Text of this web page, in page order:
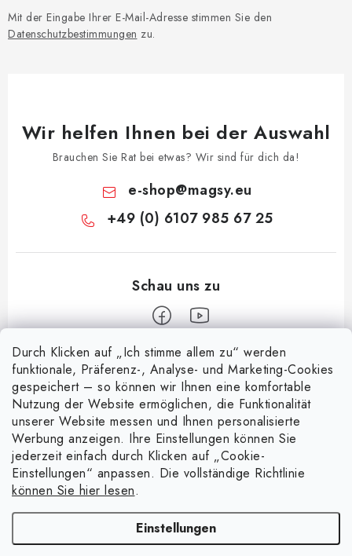
Durch Klicken auf „Ich stimme allem zu“ werden
funktionale, Präferenz-, Analyse- und Marketing-Cookies
gespeichert – so können wir Ihnen eine komfortable
Nutzung der Website ermöglichen, die Funktionalität
unserer Website messen und Ihnen personalisierte
Werbung anzeigen. Ihre Einstellungen können Sie
jederzeit einfach durch Klicken auf „Cookie-
Einstellungen“ anpassen. Die vollständige Richtlinie
können Sie hier lesen.
Einstellungen
Mit der Eingabe Ihrer E-Mail-Adresse stimmen Sie den
Datenschutzbestimmungen zu.
Wir helfen Ihnen bei der Auswahl
Brauchen Sie Rat bei etwas? Wir sind für dich da!
e-shop@magsy.eu
+49 (0) 6107 985 67 25
Informace pro vás
Über uns
Handelsbedingungen
Datenschutzerklärung
Warenrückgabe
Kontakte - Impressum
Nachricht
Entdecken Sie die Magie magnetischer Taschen
15.4.2025
4 spielerische Experimente mit Magneten
Facebook